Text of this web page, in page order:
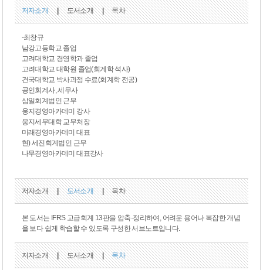
저자소개 | 도서소개 | 목차
-최창규
남강고등학교 졸업
고려대학교 경영학과 졸업
고려대학교 대학원 졸업(회계학 석사)
건국대학교 박사과정 수료(회계학 전공)
공인회계사, 세무사
삼일회계법인 근무
웅지경영아카데미 강사
웅지세무대학 교무처장
미래경영아카데미 대표
현) 세진회계법인 근무
나무경영아카데미 대표강사
저자소개 | 도서소개 | 목차
본 도서는 IFRS 고급회계 13판을 압축·정리하여, 어려운 용어나 복잡한 개념
을 보다 쉽게 학습할 수 있도록 구성한 서브노트입니다.
저자소개 | 도서소개 | 목차